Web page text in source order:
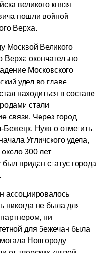
великого князя
пошли войной
Верха.
Москвой Великого
Верха окончательно
Московского
удел во главе
находиться в составе
стали
связи. Через город
Бежецк. Нужно отметить,
Угличского удела,
300 лет
придан статус города
ассоциировалось
никогда не была для
ни
для бежечан была
Новгороду